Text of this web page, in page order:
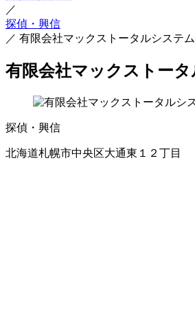
／
探偵・興信
／ 有限会社マックストータルシステム
有限会社マックストー
探偵・興信
北海道札幌市中央区大通東１２丁目